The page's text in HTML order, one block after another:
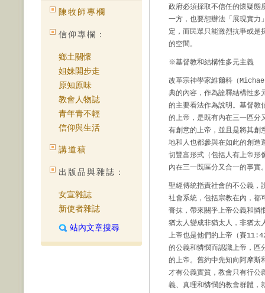
陳牧師專欄
信仰專欄：
鄉土關懷
姐妹開步走
原知原味
教會人物誌
青年青不輕
信仰與生活
講道稿
出版品與雜誌：
女宣雜誌
新使者雜誌
站內文章搜尋
政府必須採取不信任的懷疑態
一方，也要想辦法「展現實力
定，而民眾只能激烈抗爭或是
的空間。
※基督教和結構性多元主義
改革宗神學家維爾科（
典的內容，作為詮釋結構性多
的主要看法作為說明。基督教
的上帝，是既有內在三一區分
有創意的上帝，並且是將其創
地和人也都參與在如此的創造
切豐富形式（包括人有上帝形
內在三一既區分又合一的事實
聖經傳統指責社會的不公義，
社會系統，包括宗教在內，都
膏抹，帶來關乎上帝公義和憐
猶太人變成非猶太人，非猶太
上帝也是他們的上帝（賽
的公義和憐憫而認識上帝，區
的上帝。舊約中先知向阿摩斯
才有公義實質，教會只有行公
義、真理和憐憫的教會群體，